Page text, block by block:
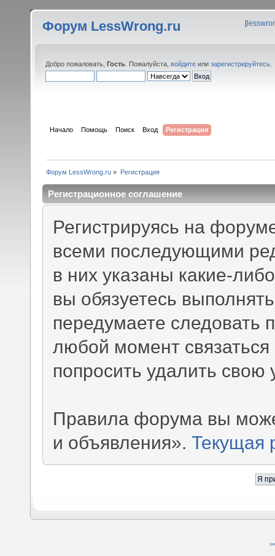
Форум LessWrong.ru [
Добро пожаловать, Гость . Пожалуйста, войдите или зарегистрируйтесь
Начало Помощь Поиск Вход Регистрация
Форум LessWrong.ru » Регистрация
Регистрационное соглашение
Регистрируясь на
всеми последующими
в них указаны какие-
вы обязуетесь
передумаете
любой момент
попросить удалить
Правила форума вы
и объявления».Текущая